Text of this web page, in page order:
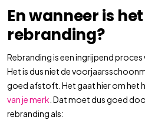
En wanneer is
rebranding?
Rebranding is een ingrijpend proces
Het is dus niet de
goed afstoft. Het gaat hier om het
van je merk . Dat moet dus goed
rebranding als: